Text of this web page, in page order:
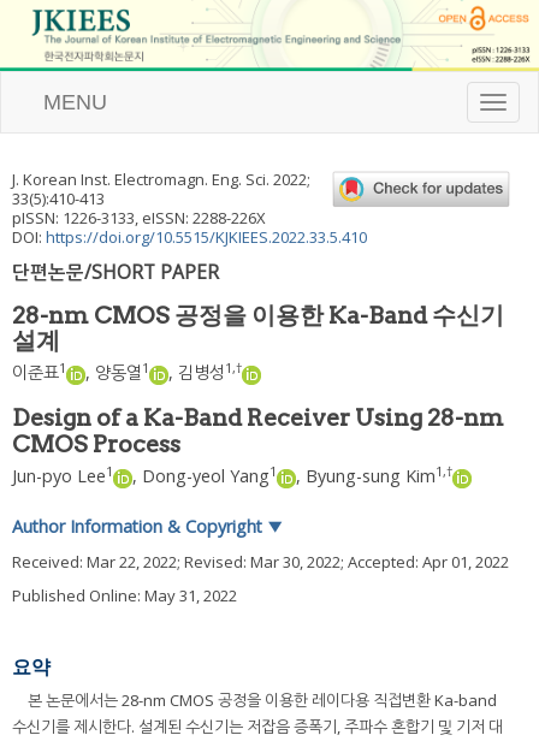
T
o
l
e
g
n
MENU
J. Korean Inst. Electromagn. Eng. Sci. 2022;
33(5):410-413
pISSN: 1226-3133, eISSN: 2288-226X
DOI: https://doi.org/10.5515/KJKIEES.2022.33.5.410
단편논문/SHORT PAPER
28-nm CMOS 공정을 이용한 Ka-Band 수신기
설계
이준표1 , 양동열 1 , 김병성 1,†
Design of a Ka-Band Receiver Using 28-nm
CMOS Process
Jun-pyo Lee1 , Dong-yeol Yang1 , Byung-sung Kim1,†
Author Information & Copyright ▼
Received: Mar 22, 2022; Revised: Mar 30, 2022; Accepted: Apr 01, 2022
Published Online: May 31, 2022
요약
본 논문에서는 28-nm CMOS 공정을 이용한 레이다용 직접변환 Ka-band
수신기를 제시한다. 설계된 수신기는 저잡음 증폭기, 주파수 혼합기 및 기저 대